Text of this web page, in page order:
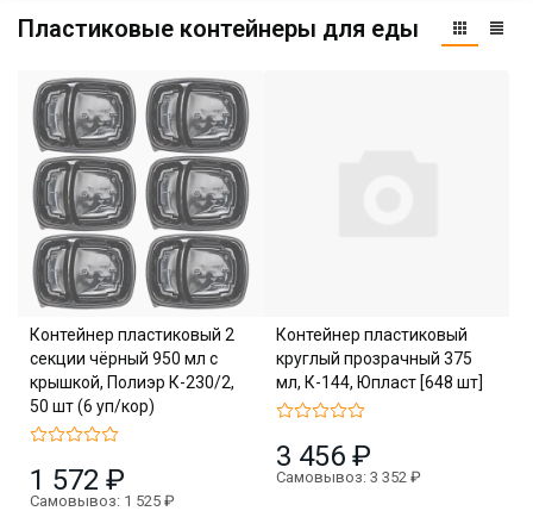
Пластиковые контейнеры для еды
Контейнер пластиковый 2
секции чёрный 950 мл с
крышкой, Полиэр К-230/2,
50 шт (6 уп/кор)
1 572 ₽
Самовывоз: 1 525 ₽
Контейнер пластиковый
круглый прозрачный 375
мл, К-144, Юпласт [648 шт]
3 456 ₽
Самовывоз: 3 352 ₽